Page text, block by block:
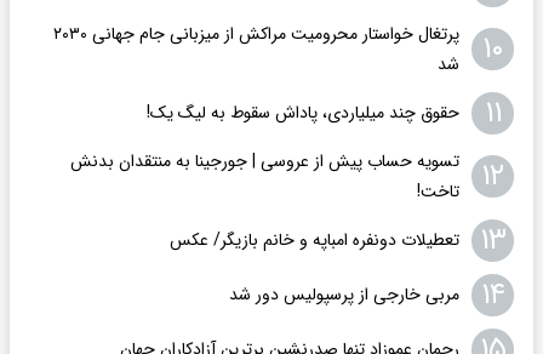
۱۰
پرتغال خواستار محرومیت مراکش از میزبانی جام جهانی ۲۰۳۰
شد
۱۱ حقوق چند میلیاردی، پاداش سقوط به لیگ یک!
۱۲
تسویه حساب پیش از عروسی | جورجینا به منتقدان بدنش
تاخت!
۱۳ تعطیلات دونفره امباپه و خانم بازیگر/ عکس
۱۴ مربی خارجی از پرسپولیس دور شد